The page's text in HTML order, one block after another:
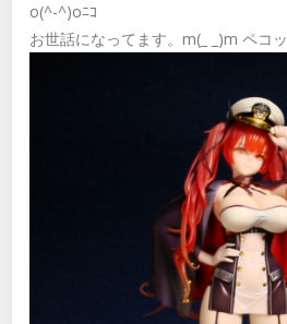
o(^-^)oﾆｺ
お世話になってます。m(_ _)m ペコッ